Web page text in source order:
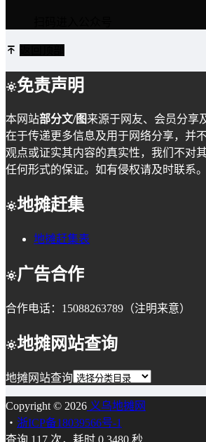
免责声明
本网站部分文/图来源于网友、会员分享
在于传递更多信息及用于网络分享，并
观点或证实其内容的真实性，我们不对
任何形式的保证。如有侵权请及时联系。
地摊赶集
地摊赶集表
广告合作
合作电话：15088263789（注明来意）
地摊网站查询
地摊网站查询
Copyright © 2026 义乌地摊网
・ 浙ICP备18039566号-1
查询 117 次，耗时 0.3480 秒